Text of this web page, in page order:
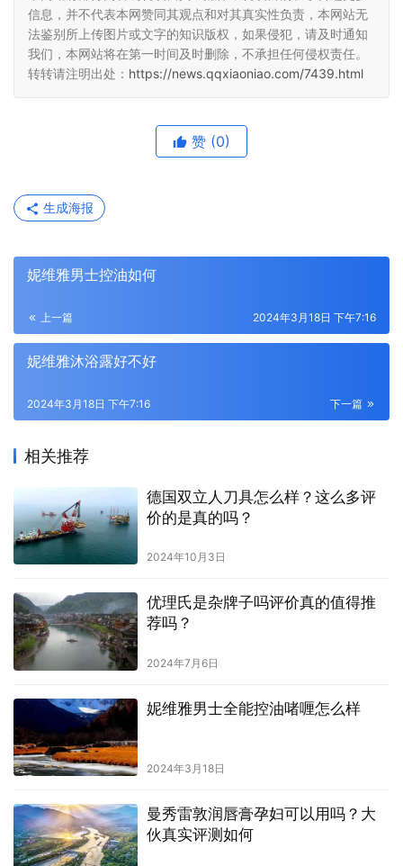
信息，并不代表本网赞同其观点和对其真实性负责，本网站无
法鉴别所上传图片或文字的知识版权，如果侵犯，请及时通知
我们，本网站将在第一时间及时删除，不承担任何侵权责任。
转转请注明出处： https://news.qqxiaoniao.com/7439.html
赞 (0)
生成海报
妮维雅男士控油如何
上一篇 2024年3月18日 下午7:16
妮维雅沐浴露好不好
下一篇
2024年3月18日 下午7:16
相关推荐
德国双立人刀具怎么样？这么多评
价的是真的吗？
2024年10月3日
优理氏是杂牌子吗评价真的值得推
荐吗？
2024年7月6日
妮维雅男士全能控油啫喱怎么样
2024年3月18日
曼秀雷敦润唇膏孕妇可以用吗？大
伙真实评测如何